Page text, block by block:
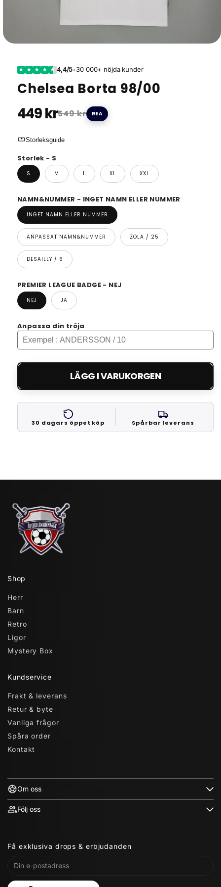
★ ★ ★ ★ ★ 4,4/5•30 000+ nöjda kunder
Chelsea Borta 98/00
449 kr549 kr REA
straightenStorleksguide
Storlek - S
S M L XL XXL
NAMN&NUMMER - INGET NAMN ELLER NUMMER
INGET NAMN ELLER NUMMER
ANPASSAT NAMN&NUMMER ZOLA / 25
DESAILLY / 6
PREMIER LEAGUE BADGE - NEJ
NEJ JA
Anpassa din tröja
LÄGG I VARUKORGEN
30 dagars öppet köp Spårbar leverans
Shop
Herr
Barn
Retro
Ligor
Mystery Box
Kundservice
Frakt & leverans
Retur & byte
Vanliga frågor
Spåra order
Kontakt
Om oss
Följ oss
Få exklusiva drops & erbjudanden